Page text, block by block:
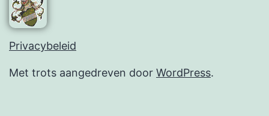
Privacybeleid
Met trots aangedreven door WordPress.